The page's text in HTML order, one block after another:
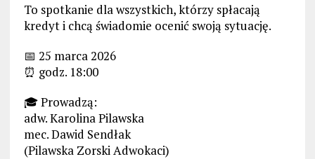
To spotkanie dla wszystkich, którzy spłacają
kredyt i chcą świadomie ocenić swoją sytuację.
📅 25 marca 2026
⏰ godz. 18:00
🎓 Prowadzą:
adw. Karolina Pilawska
mec. Dawid Sendłak
(Pilawska Zorski Adwokaci)